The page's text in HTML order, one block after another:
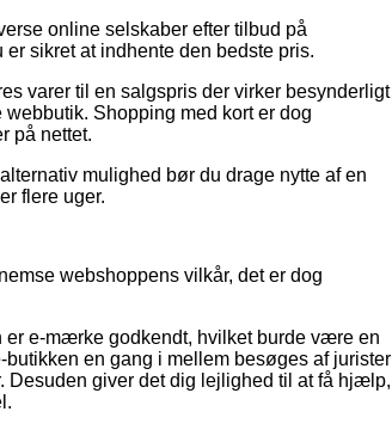
online selskaber efter tilbud på
sikret at indhente den bedste pris.
varer til en salgspris der virker besynderligt
Shopping med kort er dog
på nettet.
mulighed bør du drage nytte af en
flere uger.
webshoppens vilkår, det er dog
er e-mærke godkendt, hvilket burde være en
en gang i mellem besøges af jurister
giver det dig lejlighed til at få hjælp,